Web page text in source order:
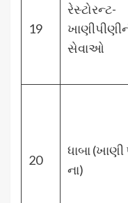
19
રેસ્ટોરન્ટ-
સેવાઓ
20
ધાબા (ખાણી
ના)